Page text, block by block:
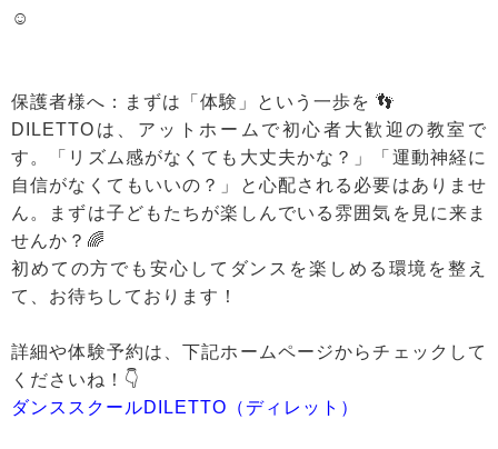
☺️
保護者様へ：まずは「体験」という一歩を 👣
DILETTOは、アットホームで初心者大歓迎の教室で
す。「リズム感がなくても大丈夫かな？」「運動神経に
自信がなくてもいいの？」と心配される必要はありませ
ん。まずは子どもたちが楽しんでいる雰囲気を見に来ま
せんか？🌈
初めての方でも安心してダンスを楽しめる環境を整え
て、お待ちしております！
詳細や体験予約は、下記ホームページからチェックして
くださいね！👇
ダンススクールDILETTO（ディレット）